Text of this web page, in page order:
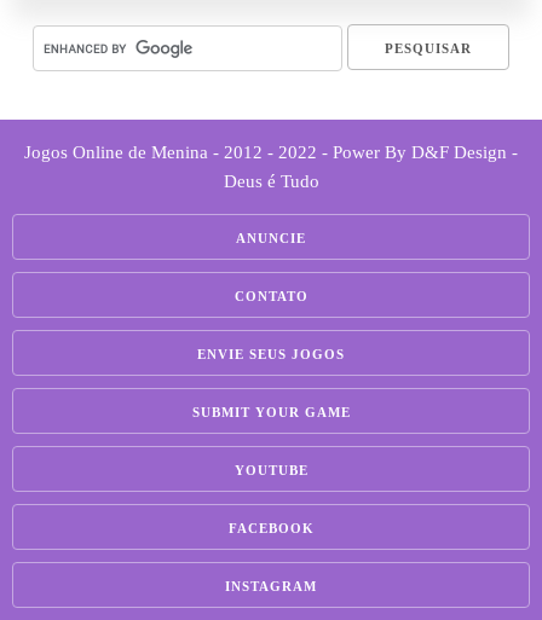
Jogos Online de Menina - 2012 - 2022 - Power By D&F Design -
Deus é Tudo
ANUNCIE
CONTATO
ENVIE SEUS JOGOS
SUBMIT YOUR GAME
YOUTUBE
FACEBOOK
INSTAGRAM